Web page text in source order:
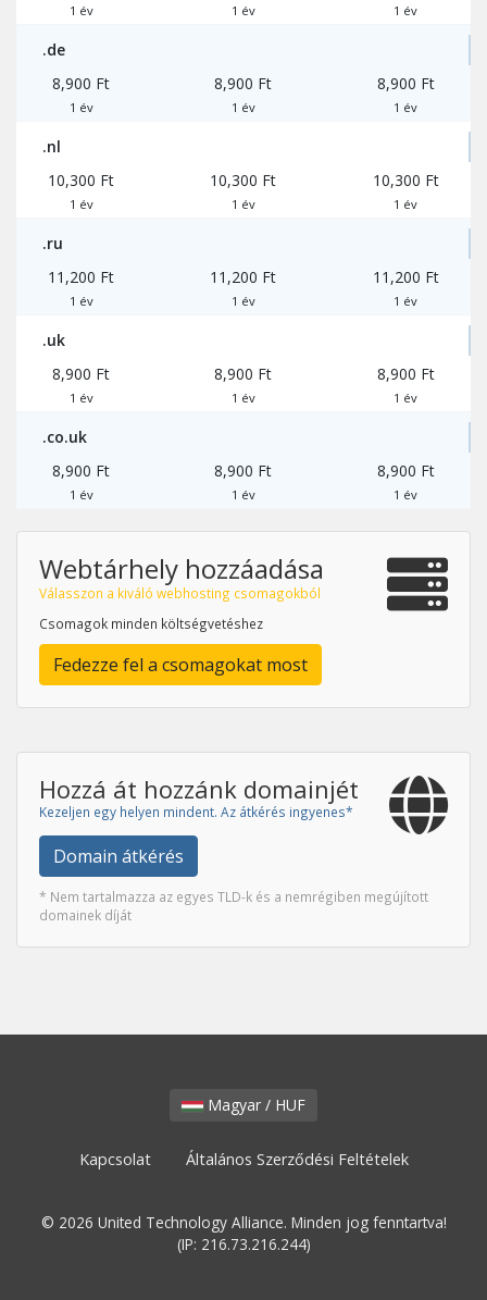
1 év 1 év 1 év
.de
8,900 Ft
1 év
8,900 Ft
1 év
8,900 Ft
1 év
.nl
10,300 Ft
1 év
10,300 Ft
1 év
10,300 Ft
1 év
.ru
11,200 Ft
1 év
11,200 Ft
1 év
11,200 Ft
1 év
.uk
8,900 Ft
1 év
8,900 Ft
1 év
8,900 Ft
1 év
.co.uk
8,900 Ft
1 év
8,900 Ft
1 év
8,900 Ft
1 év
Webtárhely hozzáadása
Válasszon a kiváló webhosting csomagokból
Csomagok minden költségvetéshez
Fedezze fel a csomagokat most
Hozzá át hozzánk domainjét
Kezeljen egy helyen mindent. Az átkérés ingyenes*
Domain átkérés
* Nem tartalmazza az egyes TLD-k és a nemrégiben megújított
domainek díját
Magyar / HUF
Kapcsolat Általános Szerződési Feltételek
© 2026 United Technology Alliance. Minden jog fenntartva!
(IP: 216.73.216.244)